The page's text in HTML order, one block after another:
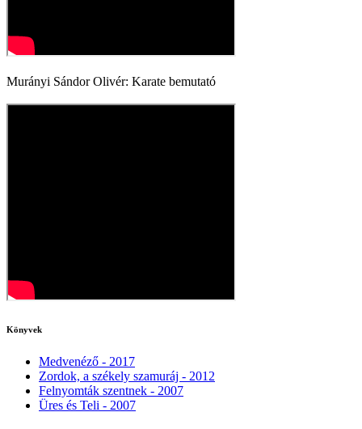
Murányi Sándor Olivér: Karate bemutató
Könyvek
Medvenéző - 2017
Zordok, a székely szamuráj - 2012
Felnyomták szentnek - 2007
Üres és Teli - 2007